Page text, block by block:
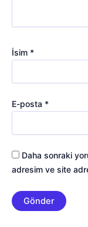
İsim *
E-posta *
Daha sonraki
adresim ve site